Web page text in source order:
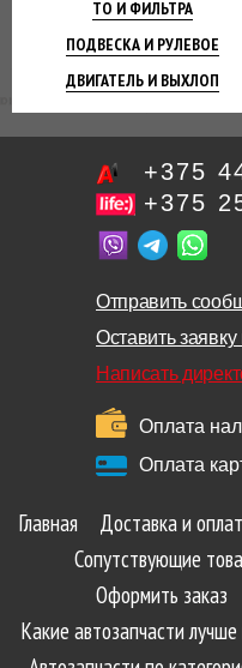
ТО И ФИЛЬТРА
ПОДВЕСКА И РУЛЕВОЕ
ДВИГАТЕЛЬ И ВЫХЛОП
+375
+375
Отправить
Оставить
Написать
Оплата
Оплата
Главная Доставка и
Сопутствующие
Оформить заказ
Какие автозапчасти